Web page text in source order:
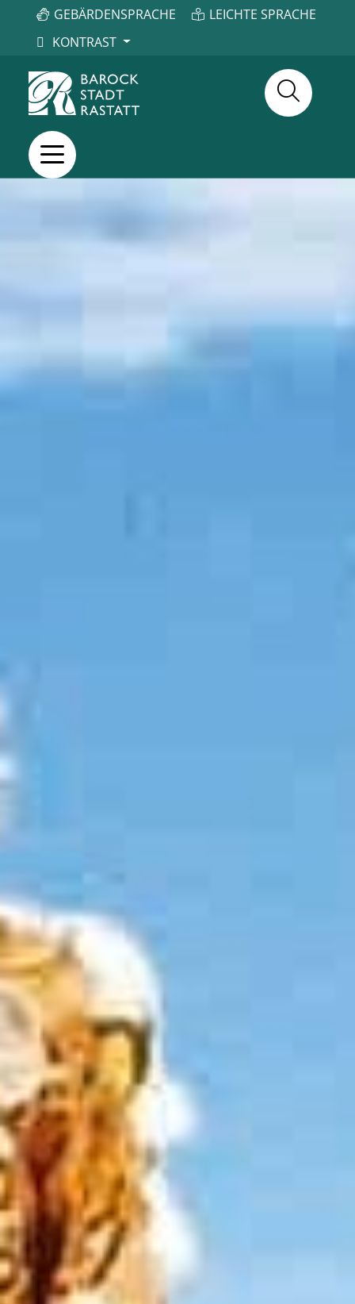
GEBÄRDENSPRACHE
LEICHTE SPRACHE
KONTRAST